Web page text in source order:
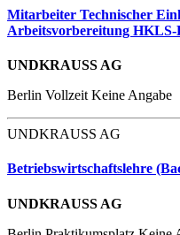
Mitarbeiter Technischer
Arbeitsvorbereitung
UNDKRAUSS AG
Berlin Vollzeit Keine Angabe
UNDKRAUSS AG
Betriebswirtschaftslehre
UNDKRAUSS AG